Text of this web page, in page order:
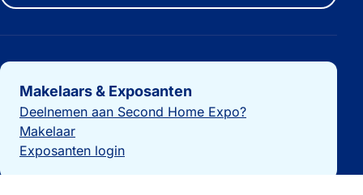
Belangrijke links
Makelaars & Exposanten
Deelnemen aan Second Home Expo?
Makelaar
Exposanten login